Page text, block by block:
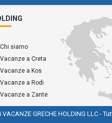
Chi siamo
Vacanze a Creta
Vacanze a Kos
Vacanze a Rodi
Vacanze a Zante
GRECHE HOLDING LLC -